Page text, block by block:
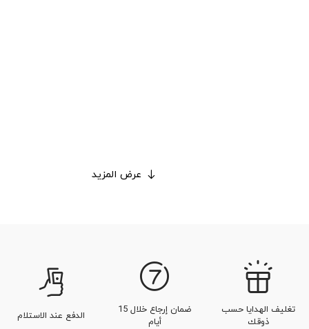
عرض المزيد
تغليف الهدايا حسب
ذوقك
ضمان إرجاع خلال 15
أيام
الدفع عند الاستلام